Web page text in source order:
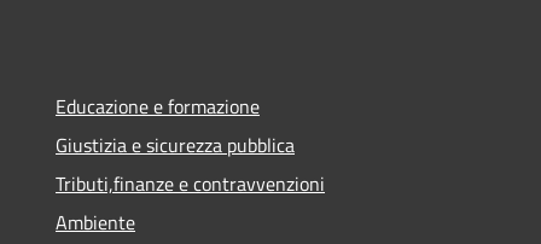
Educazione e formazione
Giustizia e sicurezza pubblica
Tributi,finanze e contravvenzioni
Ambiente